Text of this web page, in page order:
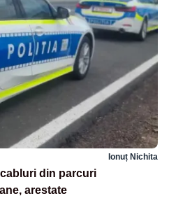
Ionuț Nichita
cabluri din parcuri
arestate